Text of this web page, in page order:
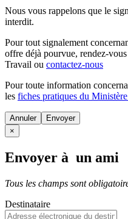
Nous vous rappelons que le
interdit.
Pour tout signalement
offre déjà pourvue, rendez-
Travail ou contactez-nous
Pour toute information
les fiches pratiques du
Annuler
×
Envoyer à un ami
Tous les champs sont
Destinataire